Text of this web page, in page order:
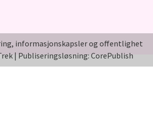
informasjonskapsler og offentlighet
| Publiseringsløsning: CorePublish